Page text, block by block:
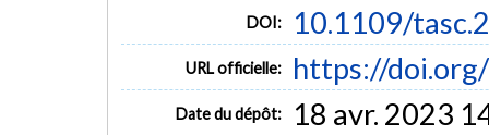
DOI: 10.1109/
URL officielle: https://
Date du dépôt: 18 avr. 2023